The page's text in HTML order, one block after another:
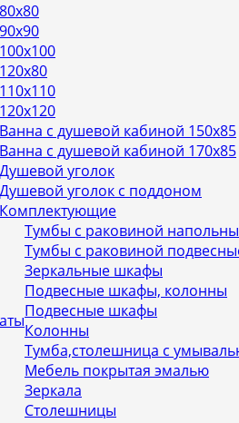
80х80
90х90
100х100
120х80
110х110
120х120
Ванна с душевой кабиной 150х85
Ванна с душевой кабиной 170х85
Душевой уголок
Душевой уголок с поддоном
Комплектующие
Тумбы с раковиной
Тумбы с раковиной
Зеркальные шкафы
Подвесные шкафы, колонны
Подвесные шкафы
Колонны
Тумба,столешница с
Мебель покрытая эмалью
Зеркала
Столешницы